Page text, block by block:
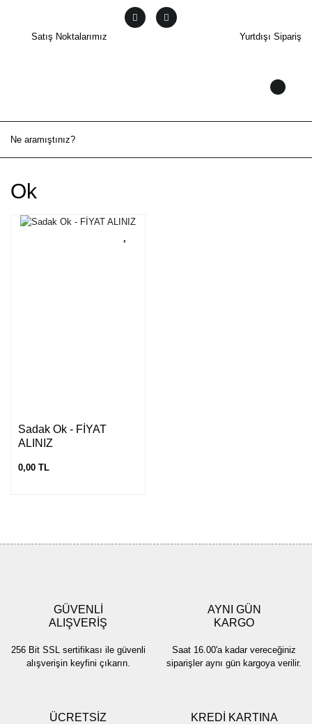
Satış Noktalarımız Yurtdışı Sipariş
Ok
Sadak Ok - FİYAT
ALINIZ
0,00 TL
GÜVENLİ
ALIŞVERİŞ
256 Bit SSL sertifikası ile güvenli
alışverişin keyfini çıkarın.
AYNI GÜN
KARGO
Saat 16.00'a kadar vereceğiniz
siparişler aynı gün kargoya verilir.
ÜCRETSİZ
KREDİ KARTINA